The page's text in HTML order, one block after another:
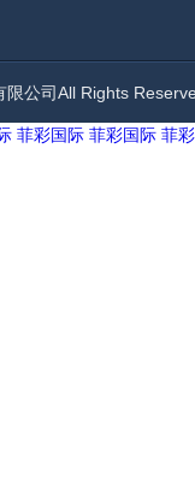
有限公司All Rights
菲彩国际 菲彩国际 菲